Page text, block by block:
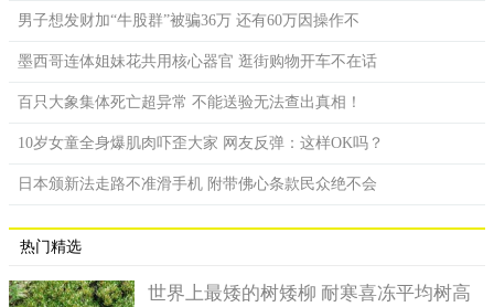
男子想发财加“牛股群”被骗36万 还有60万因操作不
墨西哥连体姐妹花共用核心器官 逛街购物开车不在话
百只大象集体死亡超异常 不能送验无法查出真相！
10岁女童全身爆肌肉吓歪大家 网友反弹：这样OK吗？
日本颁新法走路不准滑手机 附带佛心条款民众绝不会
热门精选
世界上最矮的树矮柳 耐寒喜冻平均树高